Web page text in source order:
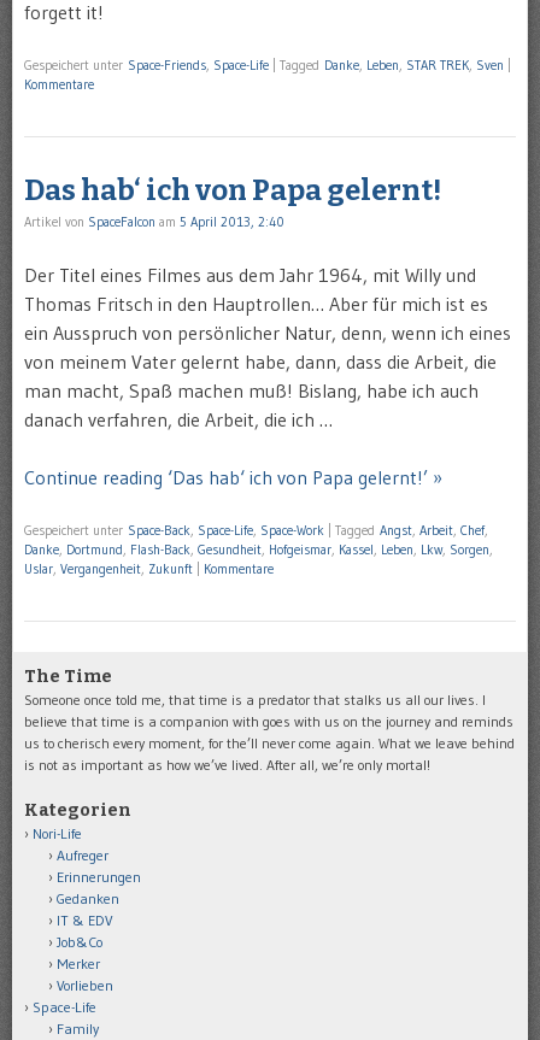
forgett it!
Gespeichert unter Space-Friends Space-Life Tagged Danke Leben STAR TREK Sven
Kommentare
Das hab‘ ich von Papa gelernt!
Artikel von SpaceFalcon am 5 April 2013, 2:40
Der Titel eines Filmes aus dem Jahr 1964, mit Willy und
Thomas Fritsch in den Hauptrollen… Aber für mich ist es
ein Ausspruch von persönlicher Natur, denn, wenn ich eines
von meinem Vater gelernt habe, dann, dass die Arbeit, die
man macht, Spaß machen muß! Bislang, habe ich auch
danach verfahren, die Arbeit, die ich …
Continue reading ‘Das hab‘ ich von Papa gelernt!’ »
Gespeichert unter Space-Back Space-Life Space-Work Tagged Angst Arbeit Chef,
Danke Dortmund Flash-Back Gesundheit Hofgeismar Kassel Leben Lkw, Sorgen
Uslar Vergangenheit Zukunft Kommentare
The Time
Someone once told me, that time is a predator that stalks us all our lives. I
believe that time is a companion with goes with us on the journey and reminds
us to cherisch every moment, for the’ll never come again. What we leave behind
is not as important as how we’ve lived. After all, we’re only mortal!
Kategorien
Nori-Life
Aufreger
Erinnerungen
Gedanken
IT & EDV
Job&Co
Merker
Vorlieben
Space-Life
Family